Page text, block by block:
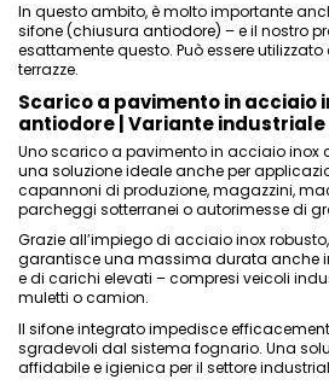
In questo ambito, è molto importante
sifone(chiusura antiodore) – e il nostro
esattamente questo. Può essere
terrazze.
Scarico a pavimento in acciaio
antiodore | Variante industriale
Uno scarico a pavimento in acciaio inox
una soluzione ideale anche per
capannoni di produzione, magazzini,
parcheggi sotterranei o autorimesse di
Grazie all’impiego di acciaio inox
garantisce una massima durata anche
e di carichi elevati – compresi veicoli
muletti o camion.
Il sifone integrato impedisce
sgradevoli dal sistema fognario. Una
affidabile e igienica per il settore